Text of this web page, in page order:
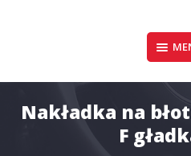
Nakładka na
F